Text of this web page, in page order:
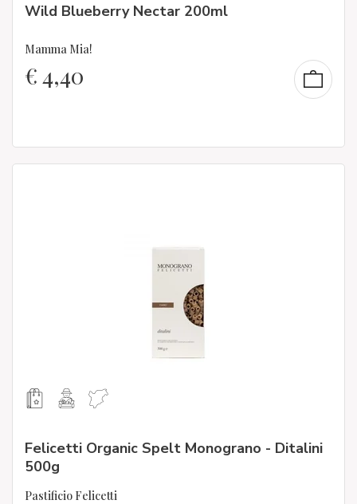
Wild Blueberry Nectar 200ml
Mamma Mia!
€4,40
Felicetti Organic Spelt Monograno - Ditalini
500g
Pastificio Felicetti